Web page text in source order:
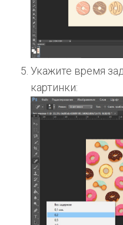
Укажите время
картинки: